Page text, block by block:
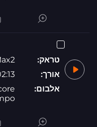
טראק:
אורך:
אלבום: